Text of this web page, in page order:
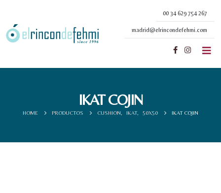
00 34 629 754 267
madrid@elrincondefehmi.com
IKAT COJIN
HOME PRODUCTOS CUSHION IKAT, 50X50 IKAT COJIN